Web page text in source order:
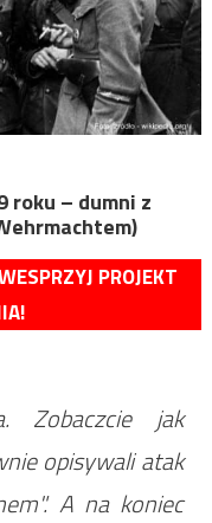
roku – dumni z
PROJEKT
Zobaczcie jak
opisywali atak
A na koniec